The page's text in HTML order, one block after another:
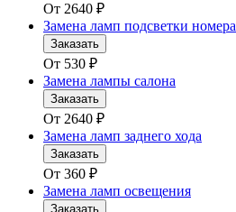
От 2640 ₽
Замена ламп подсветки номера
Заказать
От 530 ₽
Замена лампы салона
Заказать
От 2640 ₽
Замена ламп заднего хода
Заказать
От 360 ₽
Замена ламп освещения
Заказать